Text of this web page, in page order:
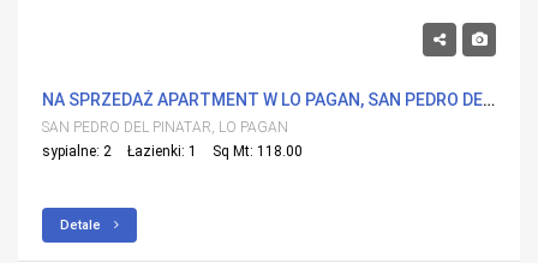
NA SPRZEDAŻ APARTMENT W LO PAGAN, SAN PEDRO DEL PINATAR Z BASENEM
SAN PEDRO DEL PINATAR, LO PAGAN
sypialne: 2
Łazienki: 1 Sq Mt: 118.00
Detale